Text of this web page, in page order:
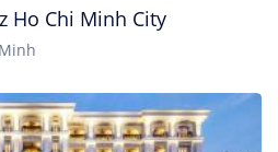
Ho Chi Minh City